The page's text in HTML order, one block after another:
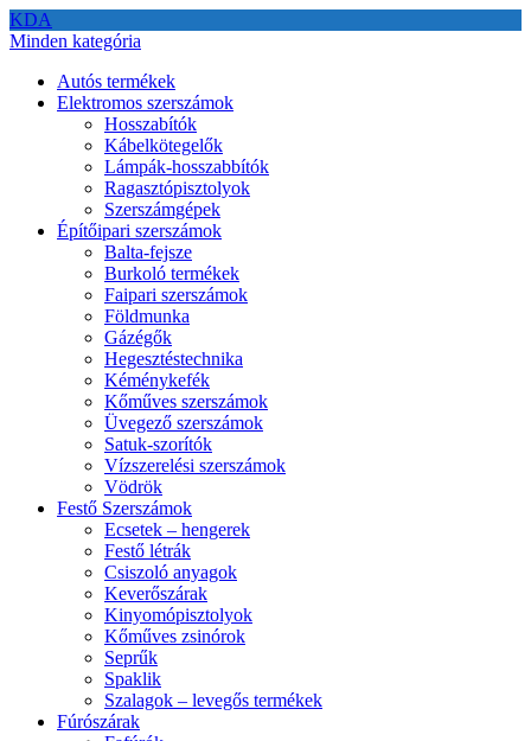
KDA
Minden kategória
Autós termékek
Elektromos szerszámok
Hosszabítók
Kábelkötegelők
Lámpák-hosszabbítók
Ragasztópisztolyok
Szerszámgépek
Építőipari szerszámok
Balta-fejsze
Burkoló termékek
Faipari szerszámok
Földmunka
Gázégők
Hegesztéstechnika
Kéménykefék
Kőműves szerszámok
Üvegező szerszámok
Satuk-szorítók
Vízszerelési szerszámok
Vödrök
Festő Szerszámok
Ecsetek – hengerek
Festő létrák
Csiszoló anyagok
Keverőszárak
Kinyomópisztolyok
Kőműves zsinórok
Seprűk
Spaklik
Szalagok – levegős termékek
Fúrószárak